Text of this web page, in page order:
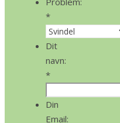
*
Dit
navn:
*
Din
Email: